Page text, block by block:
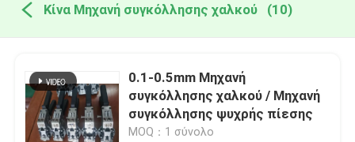
Κίνα Μηχανή συγκόλλησης χαλκού (10)
0.1-0.5mm Μηχανή
συγκόλλησης χαλκού / Μηχανή
συγκόλλησης ψυχρής πίεσης
MOQ：1 σύνολο